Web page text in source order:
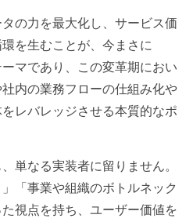
の力を最大化し、サービス価
を生むことが、今まさに
マであり、この変革期におい
内の業務フローの仕組み化や
レバレッジさせる本質的なポ
単なる実装者に留りません。
「事業や組織のボトルネック
視点を持ち、ユーザー価値を